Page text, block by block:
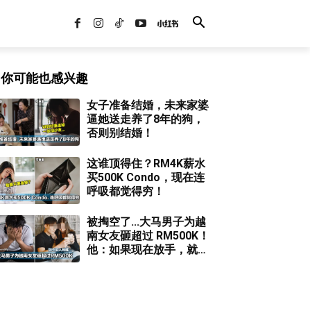
你可能也感兴趣
女子准备结婚，未来家婆
逼她送走养了8年的狗，
否则别结婚！
这谁顶得住？RM4K薪水
买500K Condo，现在连
呼吸都觉得穷！
被掏空了...大马男子为越
南女友砸超过 RM500K！
他：如果现在放手，就是